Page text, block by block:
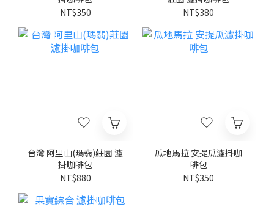
NT$350
NT$380
台灣 阿里山(瑪翡)莊園 濾
掛咖啡包
NT$880
瓜地馬拉 安提瓜濾掛咖
啡包
NT$350